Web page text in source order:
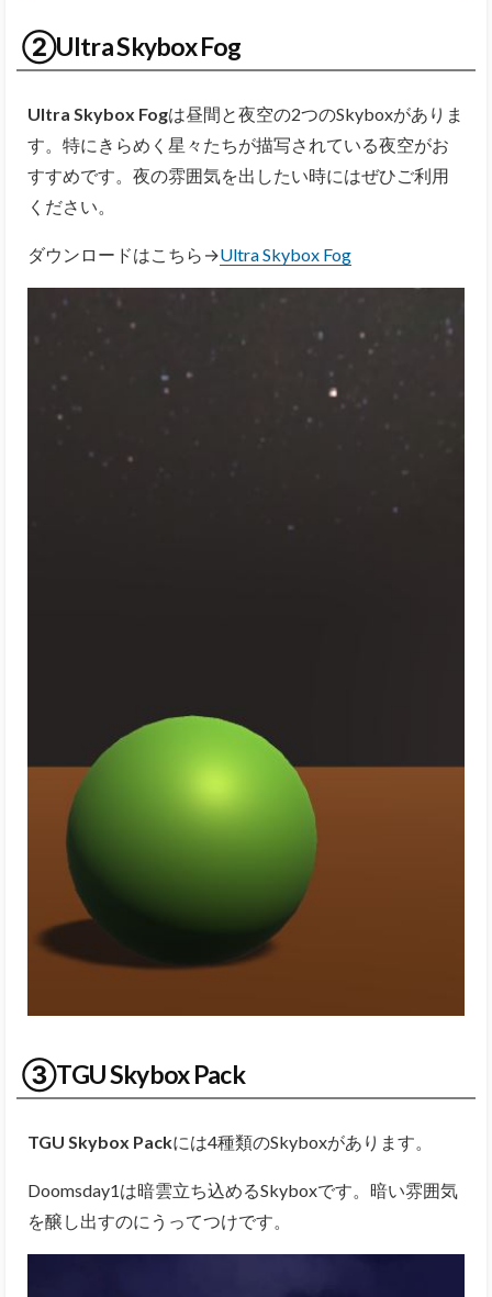
②Ultra Skybox Fog
Ultra Skybox Fogは昼間と夜空の2つのSkyboxがありま
す。特にきらめく星々たちが描写されている夜空がお
すすめです。夜の雰囲気を出したい時にはぜひご利用
ください。
ダウンロードはこちら→Ultra Skybox Fog
③TGU Skybox Pack
TGU Skybox Packには4種類のSkyboxがあります。
Doomsday1は暗雲立ち込めるSkyboxです。暗い雰囲気
を醸し出すのにうってつけです。